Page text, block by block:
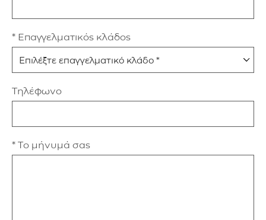
* Επαγγελματικός κλάδος
Τηλέφωνο
* Το μήνυμά σας